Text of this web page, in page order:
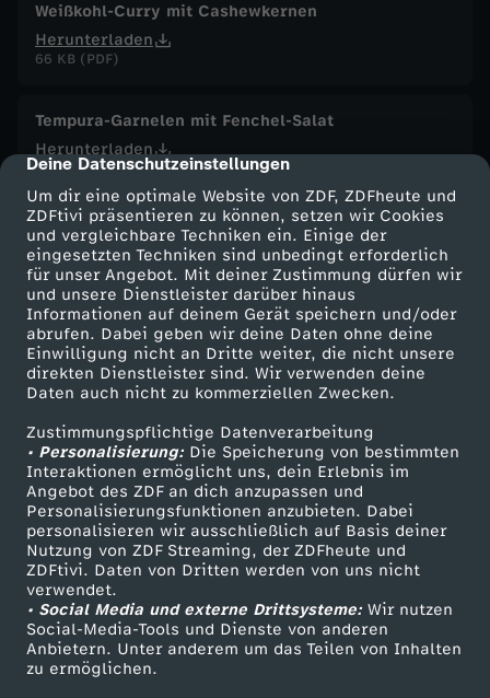
cmp-dialog-description
Deine Datenschutzeinstellungen
Um dir eine optimale Website von ZDF, ZDFheute und
ZDFtivi präsentieren zu können, setzen wir Cookies
und vergleichbare Techniken ein. Einige der
eingesetzten Techniken sind unbedingt erforderlich
für unser Angebot. Mit deiner Zustimmung dürfen wir
und unsere Dienstleister darüber hinaus
Informationen auf deinem Gerät speichern und/oder
abrufen. Dabei geben wir deine Daten ohne deine
Einwilligung nicht an Dritte weiter, die nicht unsere
direkten Dienstleister sind. Wir verwenden deine
Daten auch nicht zu kommerziellen Zwecken.
Zustimmungspflichtige Datenverarbeitung
• Personalisierung:Die Speicherung von bestimmten
Interaktionen ermöglicht uns, dein Erlebnis im
Angebot des ZDF an dich anzupassen und
Personalisierungsfunktionen anzubieten. Dabei
personalisieren wir ausschließlich auf Basis deiner
Nutzung von ZDF Streaming, der ZDFheute und
ZDFtivi. Daten von Dritten werden von uns nicht
verwendet.
• Social Media und externe Drittsysteme:Wir nutzen
Social-Media-Tools und Dienste von anderen
Anbietern. Unter anderem um das Teilen von Inhalten
zu ermöglichen.
Weißkohl-Curry mit Cashewkernen
Herunterladen
66 KB (PDF)
Tempura-Garnelen mit Fenchel-Salat
Herunterladen
87 KB (PDF)
Briouats mit Hähnchenfüllung
Herunterladen
16 KB (PDF)
Grünkohl-Gemüsesuppe mit Grünkohlchips
Herunterladen
63 KB (PDF)
Selbstgemachtes Knäckebrot
Herunterladen
191 KB (PDF)
Kaffeevariationen von Alessandro Metafune
Herunterladen
99 KB (PDF)
Linsen-Bowl mit gebackener Rote Bete